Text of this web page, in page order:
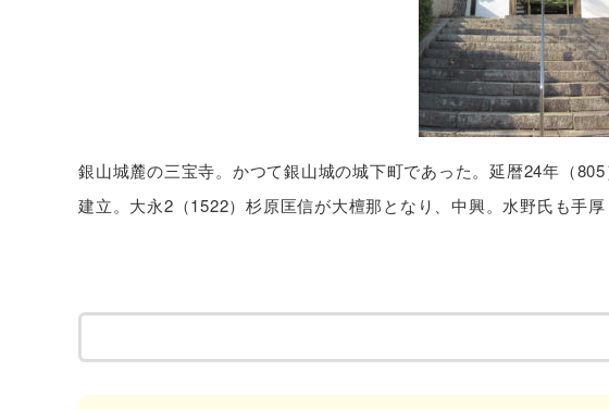
銀山城麓の三宝寺。かつて銀山城の城下町であった。延暦24年（
建立。大永2（1522）杉原匡信が大檀那となり、中興。水野氏も手厚